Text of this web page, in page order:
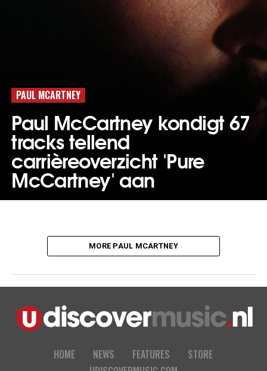
PAUL MCARTNEY
Paul McCartney kondigt 67
tracks tellend
carrièreoverzicht 'Pure
McCartney' aan
MORE PAUL MCARTNEY
HOME NEWS FEATURES
STORE